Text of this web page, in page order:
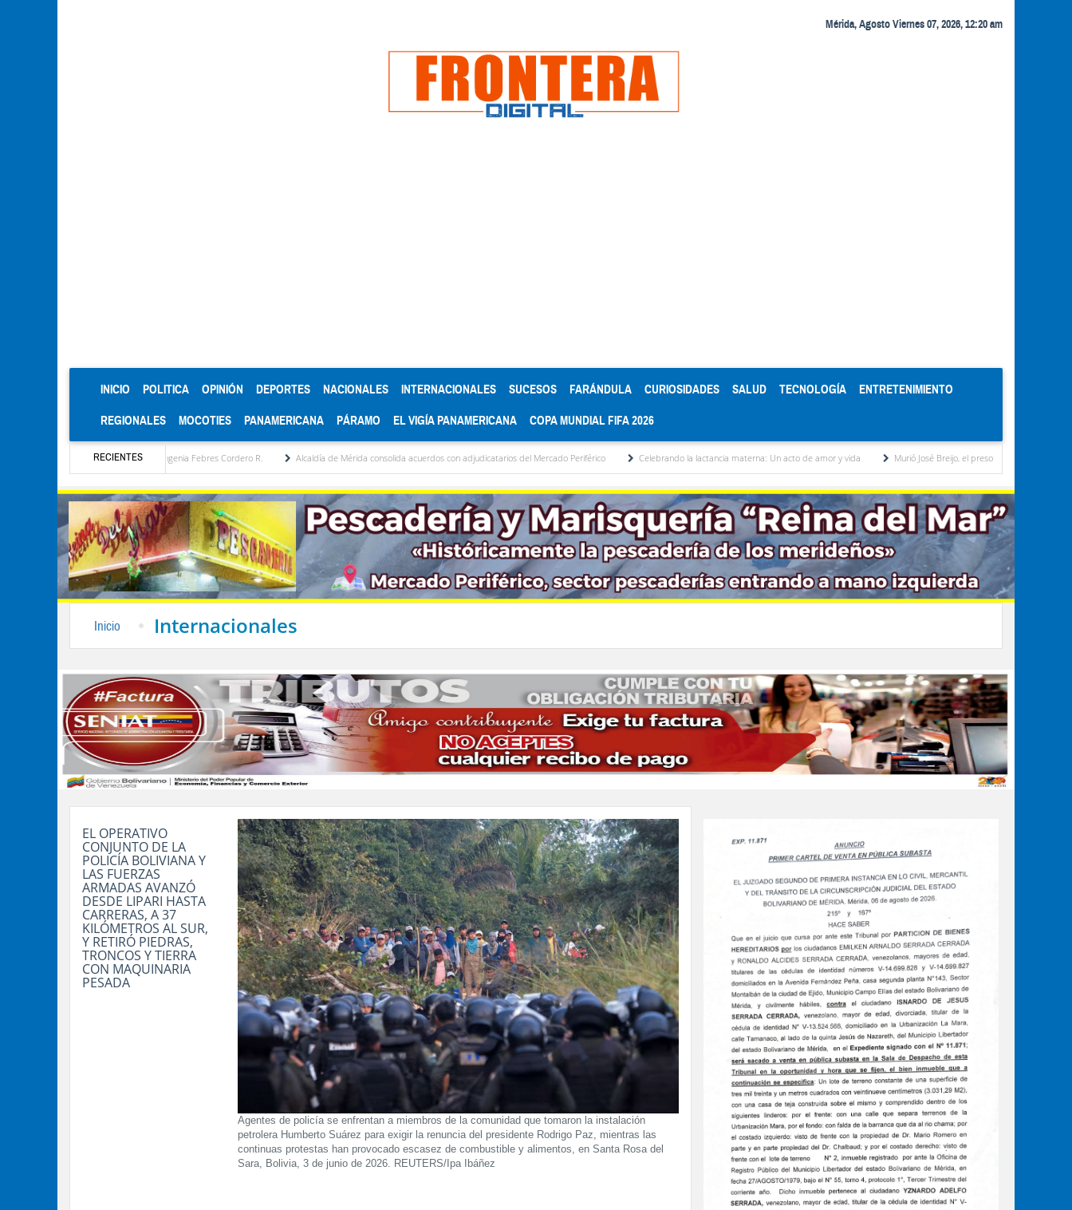
Mérida, Agosto Viernes 07, 2026, 12:20 am
INICIO (CURRENT)
POLITICA OPINIÓN DEPORTES NACIONALES INTERNACIONALES SUCESOS FARÁNDULA CURIOSIDADES SALUD TECNOLOGÍA ENTRETENIMIENTO
REGIONALES MOCOTIES PANAMERICANA PÁRAMO EL VIGÍA PANAMERICANA COPA MUNDIAL FIFA 2026
RECIENTES
estratégica por María Eugenia Febres Cordero R. Alcaldía de Mérida consolida acuerdos con adjudicatarios del Mercado Periférico Celebrando la lactancia materna: Un acto de amor y vida Murió José Breijo, el preso político uruguayo-venezolano
Inicio Internacionales
Agentes de policía se enfrentan a miembros de la comunidad que tomaron la instalación
petrolera Humberto Suárez para exigir la renuncia del presidente Rodrigo Paz, mientras las
continuas protestas han provocado escasez de combustible y alimentos, en Santa Rosa del
Sara, Bolivia, 3 de junio de 2026. REUTERS/Ipa Ibáñez
EL OPERATIVO
CONJUNTO DE LA
POLICÍA BOLIVIANA Y
LAS FUERZAS
ARMADAS AVANZÓ
DESDE LIPARI HASTA
CARRERAS, A 37
KILÓMETROS AL SUR,
Y RETIRÓ PIEDRAS,
TRONCOS Y TIERRA
CON MAQUINARIA
PESADA